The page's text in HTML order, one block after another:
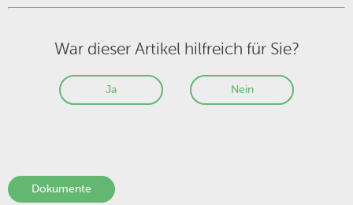
War dieser Artikel hilfreich für Sie?
Ja Nein
Dokumente